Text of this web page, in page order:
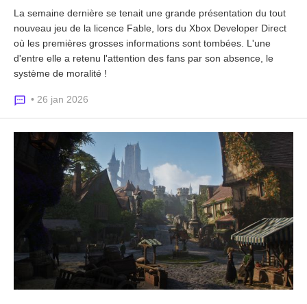
La semaine dernière se tenait une grande présentation du tout
nouveau jeu de la licence Fable, lors du Xbox Developer Direct
où les premières grosses informations sont tombées. L'une
d'entre elle a retenu l'attention des fans par son absence, le
système de moralité !
• 26 jan 2026